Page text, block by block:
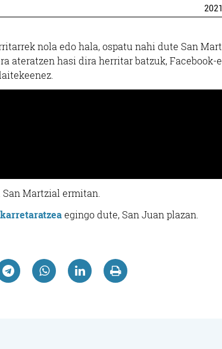
2021
nola edo hala, ospatu nahi dute San
ateratzen hasi dira herritar batzuk, Facebook-
Martzial ermitan.
egingo dute, San Juan plazan.
ZENTROA